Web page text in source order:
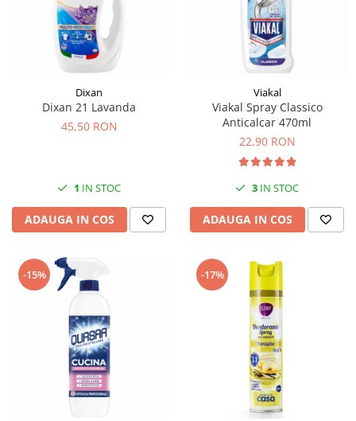
Dixan
Dixan 21 Lavanda
45,50 RON
1 IN STOC
ADAUGA IN COS
Viakal
Viakal Spray Classico
Anticalcar 470ml
22,90 RON
3 IN STOC
ADAUGA IN COS
-15% -17%